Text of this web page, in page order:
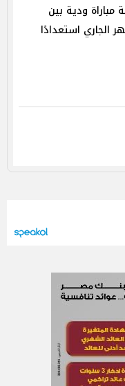
ودية بين
الجاري استعدادًا